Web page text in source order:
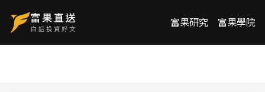
富果研究 富果學院